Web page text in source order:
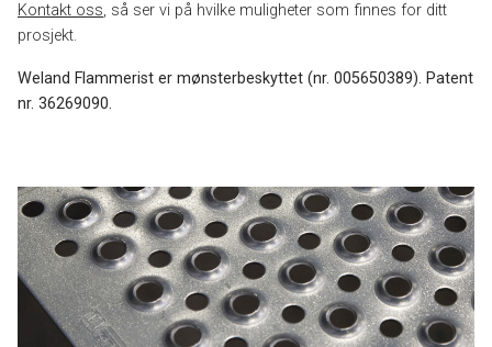
Kontakt oss, så ser vi på hvilke muligheter som finnes for ditt
prosjekt.
Weland Flammerist er mønsterbeskyttet (nr. 005650389). Patent
nr. 36269090.